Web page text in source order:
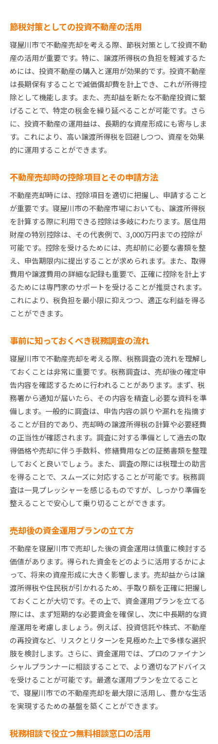
節税対策としての投資不動産の活用
寝屋川市で不動産売却を考える際、節税対策として投資不動
産の活用が重要です。特に、譲渡所得税の負担を軽減するた
めには、投資不動産の購入と運用が効果的です。投資不動産
は長期保有することで減価償却費を計上でき、これが所得控
除として機能します。また、売却益を新たな不動産投資に繋
げることで、特定の税金を繰り延べることが可能です。さら
に、投資不動産の運用益は、長期的な資産形成にも寄与しま
す。これにより、高い譲渡所得税を回避しつつ、資産を効果
的に運用することができます。
不動産売却時の控除項目とその申請方法
不動産売却時には、控除項目を適切に把握し、申請すること
が重要です。寝屋川市の不動産市場においても、譲渡所得税
を計算する際に利用できる控除は多岐にわたります。居住用
財産の特別控除は、その代表例で、3,000万円までの控除が
可能です。控除を受けるためには、売却前に必要な書類を整
え、申告期限内に提出することが求められます。また、取得
費用や譲渡費用の詳細な記録も重要で、正確に控除を計上す
るためには専門家のサポートを受けることが推奨されます。
これにより、税負担を最小限に抑えつつ、適正な利益を得る
ことができます。
事前に知っておくべき税務調査の流れ
寝屋川市で不動産売却を考える際、税務調査の流れを理解し
ておくことは非常に重要です。税務調査は、売却後の確定申
告内容を確認するために行われることがあります。まず、税
務署から通知が届いたら、その内容を精査し必要な資料を準
備します。一般的に調査は、申告内容の誤りや漏れを指摘す
ることが目的であり、売却時の譲渡所得税の計算や必要経費
の正当性が確認されます。調査に対する準備として過去の取
得価格や売却に伴う手数料、修繕費用などの証拠書類を整理
しておくと良いでしょう。また、調査の際には税理士の助言
を得ることで、スムーズに対応することが可能です。税務調
査は一見プレッシャーを感じるものですが、しっかり準備を
整えることで安心して乗り切ることができます。
売却後の資金運用プランの立て方
不動産を寝屋川市で売却した後の資金運用は慎重に検討する
価値があります。得られた資金をどのように活用するかによ
って、将来の資産形成に大きく影響します。売却益からは譲
渡所得税や住民税が引かれるため、手取り額を正確に把握し
ておくことが大切です。その上で、資金運用プランを立てる
際には、まず短期的な必要資金を確保し、次に中長期的な資
産運用を考慮しましょう。例えば、投資信託や株式、不動産
の再投資など、リスクとリターンを見極めた上で多様な選択
肢を検討します。さらに、資金運用では、プロのファイナン
シャルプランナーに相談することで、より適切なアドバイス
を受けることが可能です。最適な運用プランを立てること
で、寝屋川市での不動産売却を最大限に活用し、豊かな生活
を実現するための基盤を築くことができます。
税務相談で役立つ無料相談窓口の活用